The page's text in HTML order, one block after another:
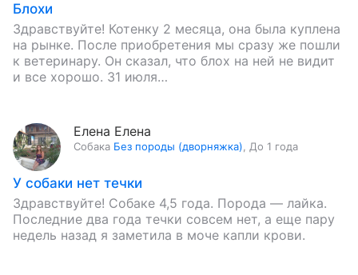
Блохи
Здравствуйте! Котенку 2 месяца, она была куплена
на рынке. После приобретения мы сразу же пошли
к ветеринару. Он сказал, что блох на ней не видит
и все хорошо. 31 июля…
Елена Елена
Собака Без породы (дворняжка) До 1 года
У собаки нет течки
Здравствуйте! Собаке 4,5 года. Порода — лайка.
Последние два года течки совсем нет, а еще пару
недель назад я заметила в моче капли крови.